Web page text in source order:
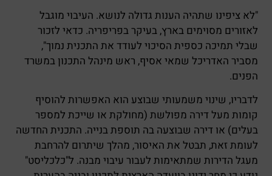
"לא ציפינו שתהיה הענות גדולה לנושא. העיבוי מוגבל
לאזורים מסוימים בארץ, בעיקר בפריפריה. כדאי לזכור
שבלי תמיכה כספית הסיכוי לעודד את התכנית נמוך",
מסביר האדריכל שמאי אסיף, ראש מינהל התכנון במשרד
הפנים.
לדבריו, שינוי משמעותי שבוצע הוא האפשרות להוסיף
קומות מעל דירה מפולשת (מחולקת או שייכת למספר
בעלים) או דירה שבוצעה בה תוספת בנייה. התכנית החדשה
לעומת זאת, תבטל את האיסור, מהלך שיתרום להרחבת
מעגל הדירות שמתאימות לעבור עיבוי מבנה. ל"כלכליסט"